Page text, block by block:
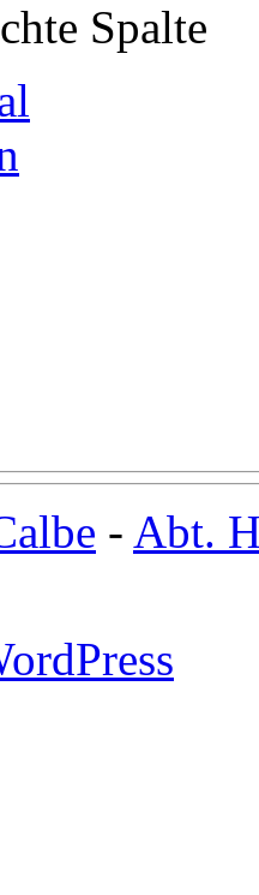
Spalte
- Abt.